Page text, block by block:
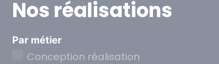
Nos réalisations
Par métier
Conception réalisation